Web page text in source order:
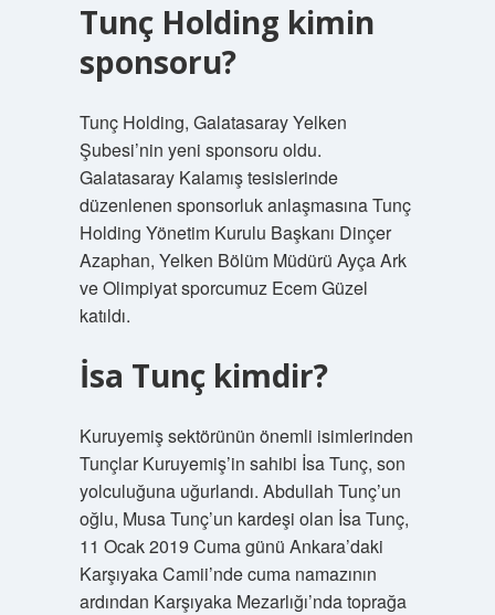
Tunç Holding kimin
sponsoru?
Tunç Holding, Galatasaray Yelken
Şubesi’nin yeni sponsoru oldu.
Galatasaray Kalamış tesislerinde
düzenlenen sponsorluk anlaşmasına Tunç
Holding Yönetim Kurulu Başkanı Dinçer
Azaphan, Yelken Bölüm Müdürü Ayça Ark
ve Olimpiyat sporcumuz Ecem Güzel
katıldı.
İsa Tunç kimdir?
Kuruyemiş sektörünün önemli isimlerinden
Tunçlar Kuruyemiş’in sahibi İsa Tunç, son
yolculuğuna uğurlandı. Abdullah Tunç’un
oğlu, Musa Tunç’un kardeşi olan İsa Tunç,
11 Ocak 2019 Cuma günü Ankara’daki
Karşıyaka Camii’nde cuma namazının
ardından Karşıyaka Mezarlığı’nda toprağa